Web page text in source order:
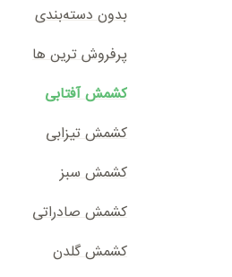
بدون دسته‌بندی
پرفروش ترین ها
کشمش آفتابی
کشمش تیزابی
کشمش سبز
کشمش صادراتی
کشمش گلدن